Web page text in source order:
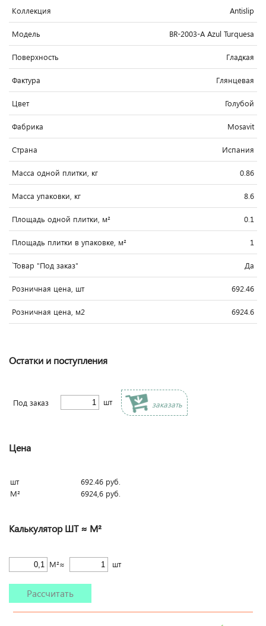
Коллекция Antislip
Модель BR-2003-A Azul Turquesa
Поверхность Гладкая
Фактура Глянцевая
Цвет Голубой
Фабрика Mosavit
Страна Испания
Масса одной плитки, кг 0.86
Масса упаковки, кг 8.6
Площадь одной плитки, м² 0.1
Площадь плитки в упаковке, м² 1
`Товар "Под заказ" Да
Розничная цена, шт 692.46
Розничная цена, м2 6924.6
Остатки и поступления
Под заказ шт заказать
Цена
шт 692.46 руб.
М²
6924,6 руб.
Калькулятор ШТ ≈ М²
М²≈ шт
Рассчитать